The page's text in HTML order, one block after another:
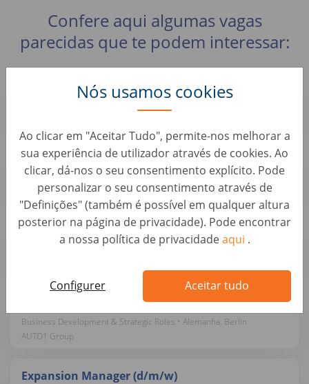
Nós usamos cookies
Ao clicar em "Aceitar Tudo", permite-nos melhorar a
sua experiência de utilizador através de cookies. Ao
clicar, dá-nos o seu consentimento explícito. Pode
personalizar o seu consentimento através de
"Definições" (também é possível em qualquer altura
posterior na página de privacidade). Pode encontrar
a nossa política de privacidadeaqui .
Configurer Aceitar tudo
Confere aqui algumas vagas
parecidas que te podem interessar:
Praktikum Business Development (d/m/w)
SVP Marketing (f/m/x)
Business Development & Strategic Roles • Alemanha, Berlin
AUTO1 Group
Sales Project Manager (f/m/x)
Business Development & Strategic Roles • Alemanha, Berlin
Operations Manager - Produktion (m/w/d)
Business Development & Strategic Roles • Alemanha, Berlin
AUTO1 Group
Expansion Manager (d/m/w)